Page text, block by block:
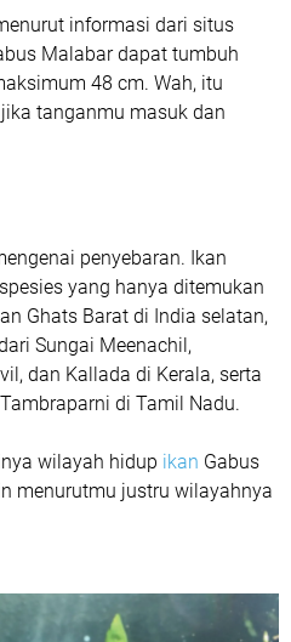
informasi dari situs
Malabar dapat tumbuh
48 cm. Wah, itu
tanganmu masuk dan
penyebaran. Ikan
yang hanya ditemukan
Ghats Barat di India selatan,
Sungai Meenachil,
dan Kallada di Kerala, serta
di Tamil Nadu.
wilayah hidup ikan Gabus
menurutmu justru wilayahnya